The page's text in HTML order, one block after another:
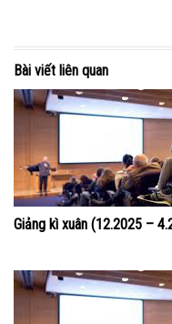
Bài viết liên quan
Giảng kì xuân (12.2025 –